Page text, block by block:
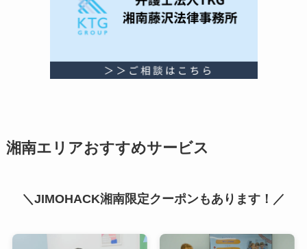
湘南エリアおすすめサービス
＼JIMOHACK湘南限定クーポンもあります！／